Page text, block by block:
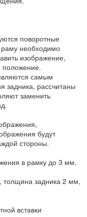
поворотные
необходимо
изображение,
положение.
самым
задника, рассчитаны
заменить
будут
стороны.
в рамку до 3 мм.
задника 2 мм,
вставки